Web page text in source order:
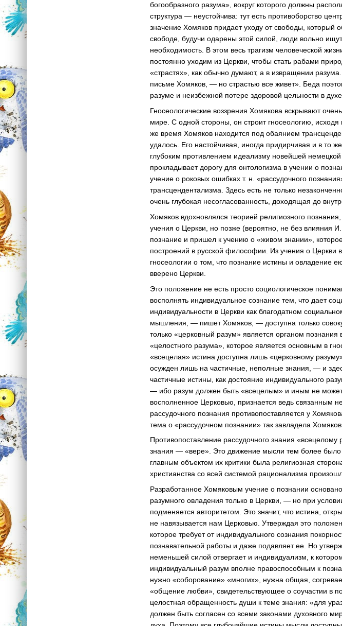
богообразного разума», вокруг которого должны
структура — неустойчива: тут есть противоборство
значение Хомяков придает уходу от свободы, который
свободе, будучи одарены этой силой, люди вольно
необходимость. В этом весь трагизм человеческой
постоянно уходим из Церкви, чтобы стать рабами
«страстях», как обычно думают, а в извращении
письме Хомяков, — но страстью все живет». Беда
разуме и неизбежной потере здоровой цельности в
Гносеологические воззрения Хомякова вскрывают
мире. С одной стороны, он строит гносеологию,
же время Хомяков находится под обаянием
удалось. Его настойчивая, иногда придирчивая и в то
глубоким противлением идеализму новейшей
прокладывает дорогу для онтологизма в учении о
учение о роковых ошибках т. н. «рассудочного
трансцендентализма. Здесь есть не только
очень глубокая несогласованность, доходящая до
Хомяков вдохновлялся теорией религиозного
учения о Церкви, но позже (вероятно, не без влияния
познание и пришел к учению о «живом знании»,
построений в русской философии. Из учения о Церкви
гносеологии о том, что познание истины и овладение
вверено Церкви.
Это положение не есть просто социологическое
восполнять индивидуальное сознание тем, что дает
индивидуальности в Церкви как благодатном
мышления, — пишет Хомяков, — доступна только
только «церковный разум» является органом
«целостного разума», которое является основным в
«всецелая» истина доступна лишь «церковному
осужден лишь на частичные, неполные знания, — и
частичные истины, как достояние индивидуального
— ибо разум должен быть «всецелым» и иным не
восполненное Церковью, признается ведь связанным
рассудочного познания противопоставляется у
тема о «рассудочном познании» так завладела
Противопоставление рассудочного знания
знания — «вере». Это движение мысли тем более было
главным объектом их критики была религиозная
христианства со всей системой рационализма
Разработанное Хомяковым учение о познании
разумного овладения только в Церкви, — но при
подменяется авторитетом. Это значит, что истина,
не навязывается нам Церковью. Утверждая это
которое требует от индивидуального сознания
познавательной работы и даже подавляет ее. Но
неменьшей силой отвергает и индивидуализм, к
индивидуальный разум вполне правоспособным к
нужно «соборование» «многих», нужна общая,
«общение любви», свидетельствующее о соучастии в
целостная обращенность души к теме знания: «для
должен быть согласен со всеми законами духовного